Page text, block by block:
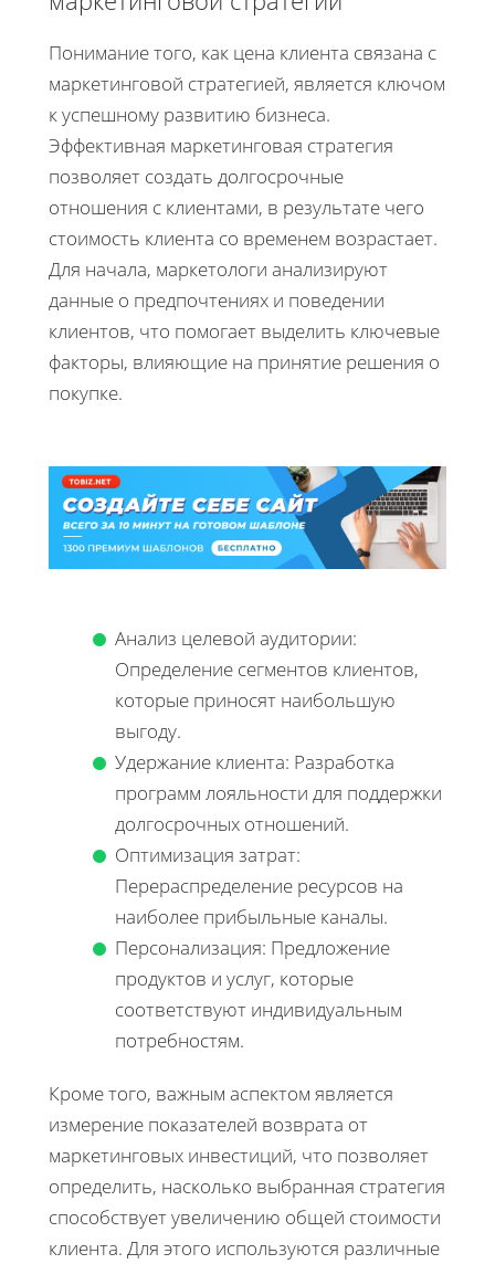
Понимание того, как цена клиента связана с
маркетинговой стратегией, является ключом
к успешному развитию бизнеса.
Эффективная маркетинговая стратегия
позволяет создать долгосрочные
отношения с клиентами, в результате чего
стоимость клиента со временем возрастает.
Для начала, маркетологи анализируют
данные о предпочтениях и поведении
клиентов, что помогает выделить ключевые
факторы, влияющие на принятие решения о
покупке.
Анализ целевой аудитории:
Определение сегментов клиентов,
которые приносят наибольшую
выгоду.
Удержание клиента: Разработка
программ лояльности для поддержки
долгосрочных отношений.
Оптимизация затрат:
Перераспределение ресурсов на
наиболее прибыльные каналы.
Персонализация: Предложение
продуктов и услуг, которые
соответствуют индивидуальным
потребностям.
Кроме того, важным аспектом является
измерение показателей возврата от
маркетинговых инвестиций, что позволяет
определить, насколько выбранная стратегия
способствует увеличению общей стоимости
клиента. Для этого используются различные